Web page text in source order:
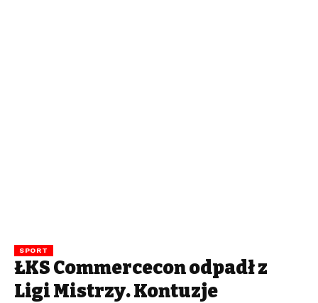
SPORT
ŁKS Commercecon odpadł z
Ligi Mistrzyń. Kontuzje